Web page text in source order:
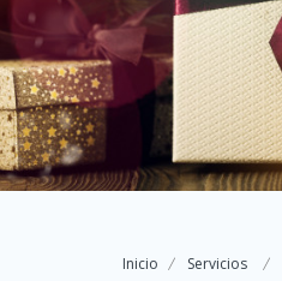
Inicio Servicios